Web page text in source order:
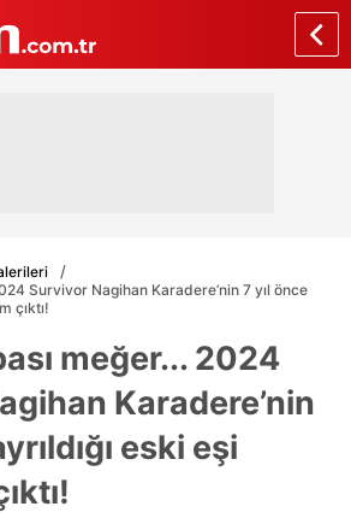
Survivor Nagihan Karadere’nin 7 yıl önce
çıktı!
meğer... 2024
Karadere’nin
eski eşi